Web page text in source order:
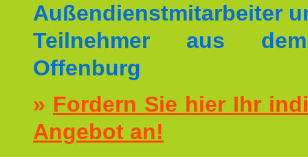
Außendienstmitarbeiter
Teilnehmer aus
Offenburg
» Fordern Sie hier Ihr
Angebot an!